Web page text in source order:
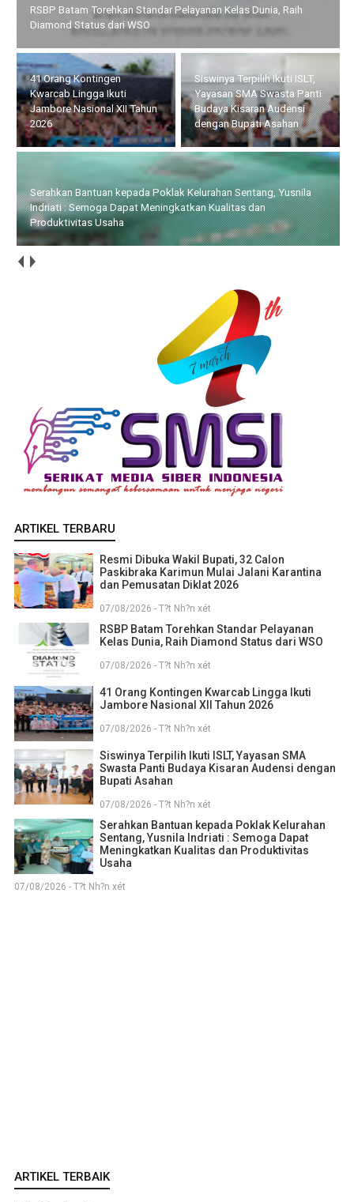
RSBP Batam Torehkan Standar Pelayanan Kelas Dunia, Raih
Diamond Status dari WSO
41 Orang Kontingen
Kwarcab Lingga Ikuti
Jambore Nasional XII Tahun
2026
Siswinya Terpilih Ikuti ISLT,
Yayasan SMA Swasta Panti
Budaya Kisaran Audensi
dengan Bupati Asahan
Serahkan Bantuan kepada Poklak Kelurahan Sentang, Yusnila
Indriati : Semoga Dapat Meningkatkan Kualitas dan
Produktivitas Usaha
ARTIKEL TERBARU
Resmi Dibuka Wakil Bupati, 32 Calon
Paskibraka Karimun Mulai Jalani Karantina
dan Pemusatan Diklat 2026
07/08/2026 - T?t Nh?n xét
RSBP Batam Torehkan Standar Pelayanan
Kelas Dunia, Raih Diamond Status dari WSO
07/08/2026 - T?t Nh?n xét
41 Orang Kontingen Kwarcab Lingga Ikuti
Jambore Nasional XII Tahun 2026
07/08/2026 - T?t Nh?n xét
Siswinya Terpilih Ikuti ISLT, Yayasan SMA
Swasta Panti Budaya Kisaran Audensi dengan
Bupati Asahan
07/08/2026 - T?t Nh?n xét
Serahkan Bantuan kepada Poklak Kelurahan
Sentang, Yusnila Indriati : Semoga Dapat
Meningkatkan Kualitas dan Produktivitas
Usaha
07/08/2026 - T?t Nh?n xét
ARTIKEL TERBAIK